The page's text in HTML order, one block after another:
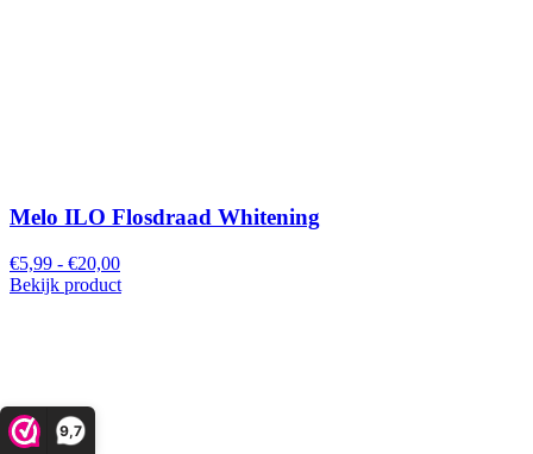
9,7
Melo ILO Flosdraad Whitening
€5,99 - €20,00
Bekijk product